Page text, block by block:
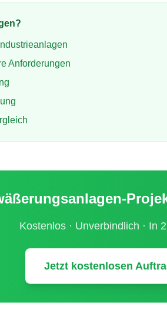
?
Industrieanlagen
Anforderungen
-
Kostenlos · Unverbindlich · In
Jetzt kostenlosen